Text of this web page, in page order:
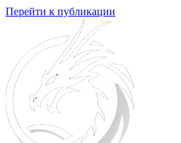
Перейти к публикации